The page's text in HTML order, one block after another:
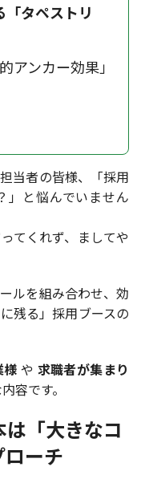
タペストリ
アンカー効果」
当者の皆様、「採用
」と悩んでいません
てくれず、ましてや
ルを組み合わせ、効
残る」採用ブースの
様 や 求職者が集まり
容です。
「大きなコ
ーチ